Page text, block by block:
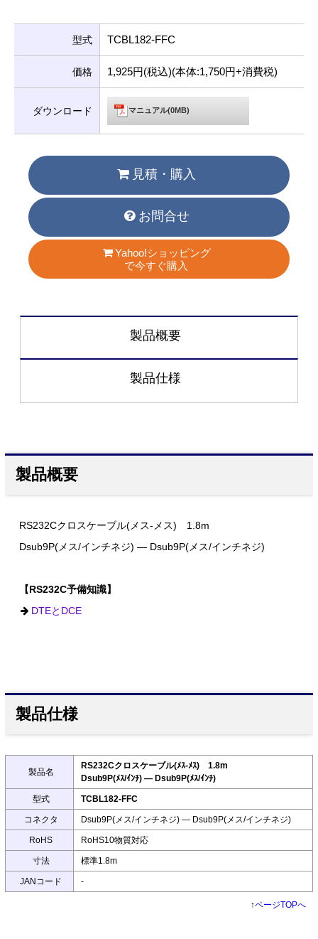
型式 TCBL182-FFC
価格 1,925円(税込)(本体:1,750円+消費税)
ダウンロード マニュアル(0MB)
見積・購入
お問合せ
Yahoo!ショッピング
で今すぐ購入
製品概要
製品仕様
製品概要
RS232Cクロスケーブル(メス-メス) 1.8m
Dsub9P(メス/インチネジ) ― Dsub9P(メス/インチネジ)
【RS232C予備知識】
DTEとDCE
製品仕様
製品名
RS232Cクロスケーブル(ﾒｽ-ﾒｽ) 1.8m
Dsub9P(ﾒｽ/ｲﾝﾁ) ― Dsub9P(ﾒｽ/ｲﾝﾁ)
型式 TCBL182-FFC
コネクタ Dsub9P(メス/インチネジ) ― Dsub9P(メス/インチネジ)
RoHS RoHS10物質対応
寸法 標準1.8m
JANコード -
↑ページTOPへ